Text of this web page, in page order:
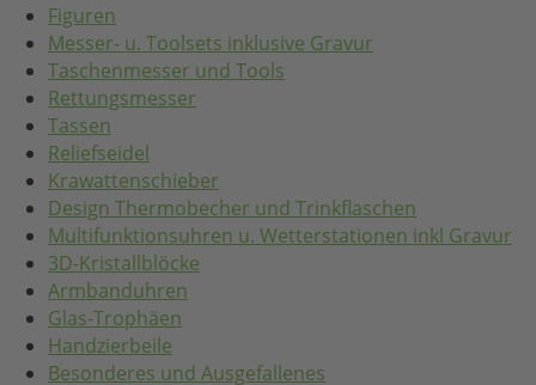
Figuren
Messer- u. Toolsets inklusive Gravur
Taschenmesser und Tools
Rettungsmesser
Tassen
Reliefseidel
Krawattenschieber
Design Thermobecher und Trinkflaschen
Multifunktionsuhren u. Wetterstationen inkl Gravur
3D-Kristallblöcke
Armbanduhren
Glas-Trophäen
Handzierbeile
Besonderes und Ausgefallenes